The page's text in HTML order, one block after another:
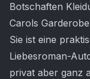
Botschaften
Carols
Sie ist eine
Liebesroman-
privat aber ganz